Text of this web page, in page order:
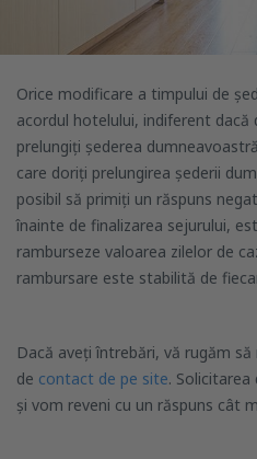
Orice modificare a timpului de
acordul hotelului, indiferent dacă
prelungiți șederea
care doriți prelungirea șederii
posibil să primiți un răspuns
înainte de finalizarea sejurului,
ramburseze valoarea zilelor de
rambursare este stabilită de
Dacă aveți întrebări, vă rugăm
de contact de pe site.
și vom reveni cu un răspuns cât